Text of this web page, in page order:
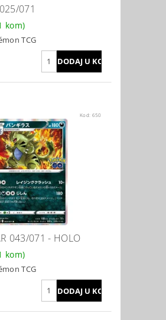
071
kom)
TCG
Kod: 650
043/071 - HOLO
kom)
TCG